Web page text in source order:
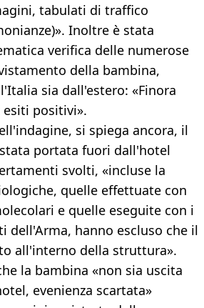
tabulati di traffico
Inoltre è stata
verifica delle numerose
della bambina,
sia dall'estero: «Finora
positivi».
si spiega ancora, il
portata fuori dall'hotel
svolti, «incluse la
quelle effettuate con
e quelle eseguite con i
dell'Arma, hanno escluso che il
all'interno della struttura».
la bambina «non sia uscita
evenienza scartata»